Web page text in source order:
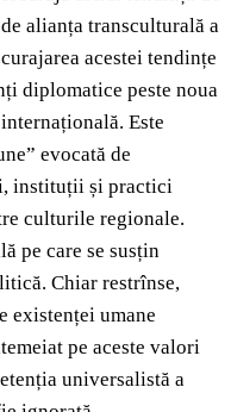
alianța transculturală a
acestei tendințe
diplomatice peste noua
Este
evocată de
instituții și practici
culturile regionale.
pe care se susțin
Chiar restrînse,
existenței umane
pe aceste valori
universalistă a